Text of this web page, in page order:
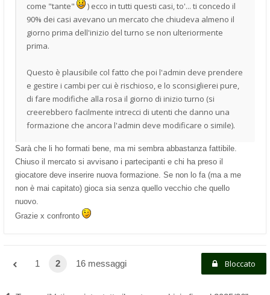
come "tante"
) ecco in tutti questi casi, to'... ti concedo il
90% dei casi avevano un mercato che chiudeva almeno il
giorno prima dell'inizio del turno se non ulteriormente
prima.
Questo è plausibile col fatto che poi l'admin deve prendere
e gestire i cambi per cui è rischioso, e lo sconsiglierei pure,
di fare modifiche alla rosa il giorno di inizio turno (si
creerebbero facilmente intrecci di utenti che danno una
formazione che ancora l'admin deve modificare o simile).
Sarà che li ho formati bene, ma mi sembra abbastanza fattibile.
Chiuso il mercato si avvisano i partecipanti e chi ha preso il
giocatore deve inserire nuova formazione. Se non lo fa (ma a me
non è mai capitato) gioca sia senza quello vecchio che quello
nuovo.
Grazie x confronto
1 2 16 messaggi Bloccato